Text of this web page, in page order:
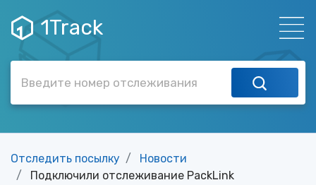
1Track
Отследить посылку
Новости
Подключили отслеживание PackLink